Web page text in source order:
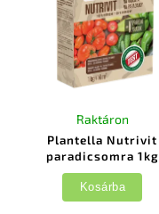
Plantella Nutrivit
paradicsomra 1kg
Raktáron
Kosárba